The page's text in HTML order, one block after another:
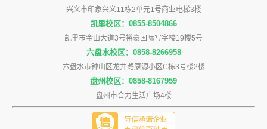
兴义市印象兴义11栋2单元1号商业电梯3楼
凯里校区：0855-8504866
凯里市金山大道3号裕豪国际写字楼19楼5号
六盘水校区：0858-8266958
六盘水市钟山区龙井路康源小区C栋3号楼2楼
盘州校区：0858-8167959
盘州市合力生活广场4楼